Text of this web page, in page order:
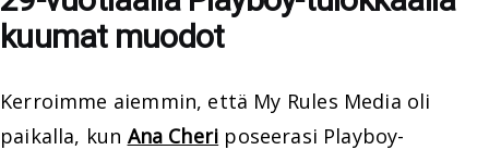
kuumat muodot
Kerroimme aiemmin, että My Rules Media oli
paikalla, kun Ana Cheri poseerasi Playboy-